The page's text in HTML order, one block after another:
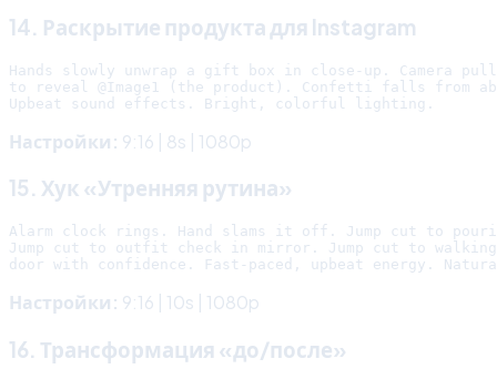
14. Раскрытие продукта для Instagram
Hands slowly unwrap a gift box in close-up. Camera
to reveal @Image1 (the product). Confetti falls from
Настройки: 9:16 | 8s | 1080p
15. Хук «Утренняя рутина»
Alarm clock rings. Hand slams it off. Jump cut to
Jump cut to outfit check in mirror. Jump cut to
Настройки: 9:16 | 10s | 1080p
16. Трансформация «до/после»